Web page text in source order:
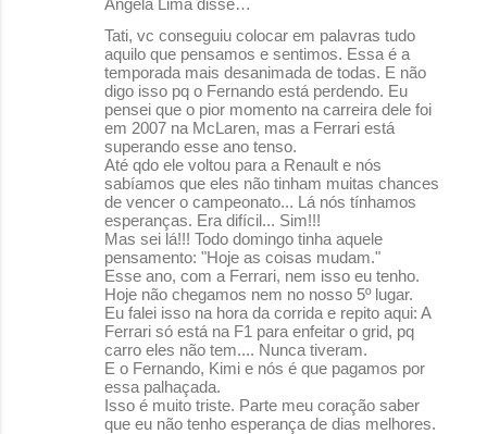
Tati, vc conseguiu colocar em palavras tudo
aquilo que pensamos e sentimos. Essa é a
temporada mais desanimada de todas. E não
digo isso pq o Fernando está perdendo. Eu
pensei que o pior momento na carreira dele foi
em 2007 na McLaren, mas a Ferrari está
superando esse ano tenso.
Até qdo ele voltou para a Renault e nós
sabíamos que eles não tinham muitas chances
de vencer o campeonato... Lá nós tínhamos
esperanças. Era difícil... Sim!!!
Mas sei lá!!! Todo domingo tinha aquele
pensamento: "Hoje as coisas mudam."
Esse ano, com a Ferrari, nem isso eu tenho.
Hoje não chegamos nem no nosso 5º lugar.
Eu falei isso na hora da corrida e repito aqui: A
Ferrari só está na F1 para enfeitar o grid, pq
carro eles não tem.... Nunca tiveram.
E o Fernando, Kimi e nós é que pagamos por
essa palhaçada.
Isso é muito triste. Parte meu coração saber
que eu não tenho esperança de dias melhores.